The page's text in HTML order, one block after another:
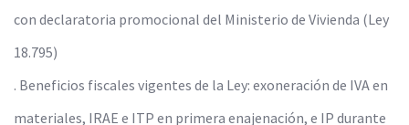
con declaratoria promocional del Ministerio de Vivienda (Ley
18.795)
. Beneficios fiscales vigentes de la Ley: exoneración de IVA en
materiales, IRAE e ITP en primera enajenación, e IP durante